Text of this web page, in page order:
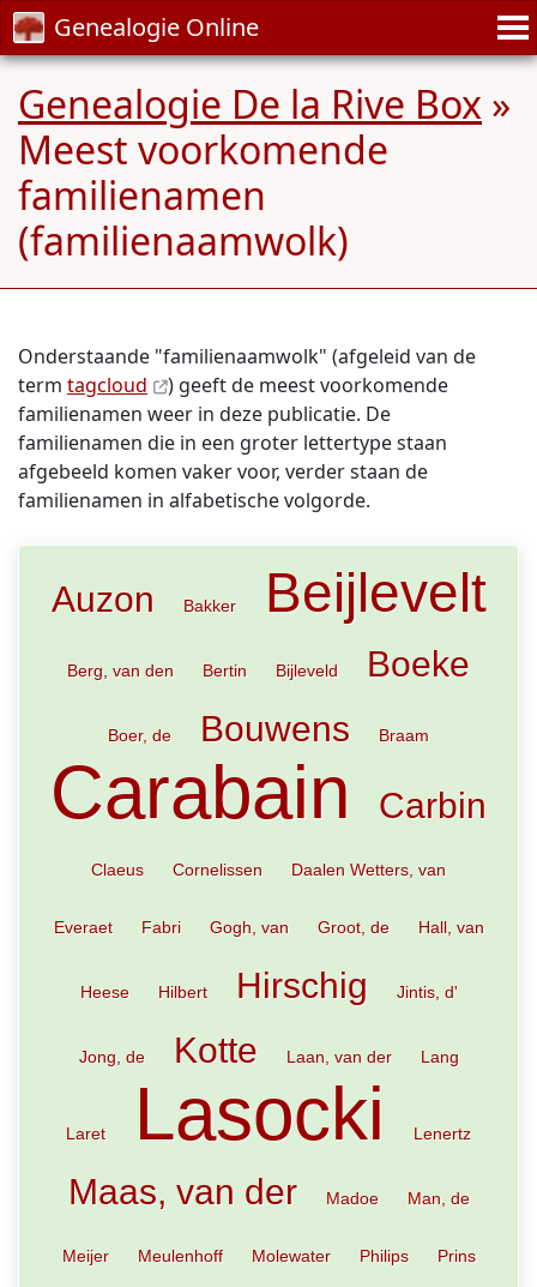
Genealogie Online
Genealogie De la Rive Box »
Meest voorkomende
familienamen
(familienaamwolk)
Onderstaande "familienaamwolk" (afgeleid van de
term tagcloud
) geeft de meest voorkomende
familienamen weer in deze publicatie. De
familienamen die in een groter lettertype staan
afgebeeld komen vaker voor, verder staan de
familienamen in alfabetische volgorde.
Auzon Bakker Beijlevelt
Berg, van den Bertin Bijleveld Boeke
Boer, de Bouwens Braam
Carabain Carbin
Claeus Cornelissen Daalen Wetters, van
Everaet Fabri Gogh, van Groot, de Hall, van
Heese Hilbert Hirschig Jintis, d'
Jong, de Kotte Laan, van der Lang
Laret Lasocki Lenertz
Maas, van der Madoe Man, de
Meijer Meulenhoff Molewater Philips Prins